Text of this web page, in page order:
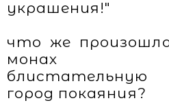
украшения!"
что же
монах
город покаяния?